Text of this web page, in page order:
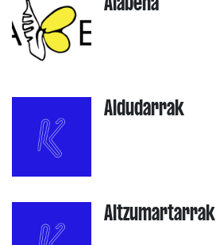
Aldudarrak
Altzumartarrak